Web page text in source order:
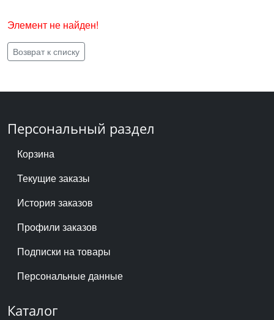
Элемент не найден!
Возврат к списку
Персональный раздел
Корзина
Текущие заказы
История заказов
Профили заказов
Подписки на товары
Персональные данные
Каталог